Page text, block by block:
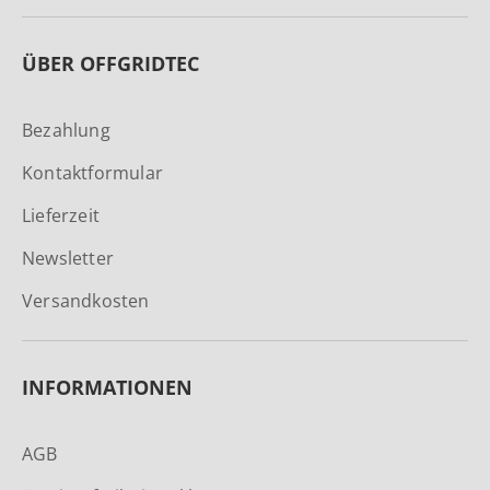
ÜBER OFFGRIDTEC
Bezahlung
Kontaktformular
Lieferzeit
Newsletter
Versandkosten
INFORMATIONEN
AGB